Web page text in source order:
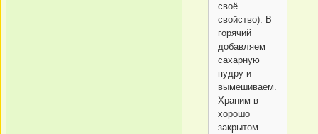
своё
свойство). В
горячий
добавляем
сахарную
пудру и
вымешиваем.
Храним в
хорошо
закрытом